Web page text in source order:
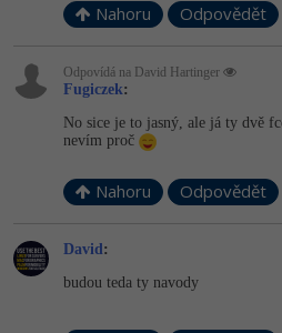
Nahoru Odpovědět
Odpovídá na David Hartinger
Fugiczek:
No sice je to jasný, ale já ty dvě
nevím proč
Nahoru Odpovědět
David:
budou teda ty navody